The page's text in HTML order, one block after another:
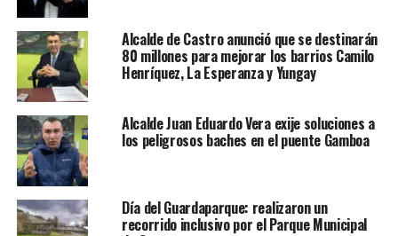
Alcalde de Castro anunció que se destinarán
80 millones para mejorar los barrios Camilo
Henríquez, La Esperanza y Yungay
Alcalde Juan Eduardo Vera exije soluciones a
los peligrosos baches en el puente Gamboa
Día del Guardaparque: realizaron un
recorrido inclusivo por el Parque Municipal